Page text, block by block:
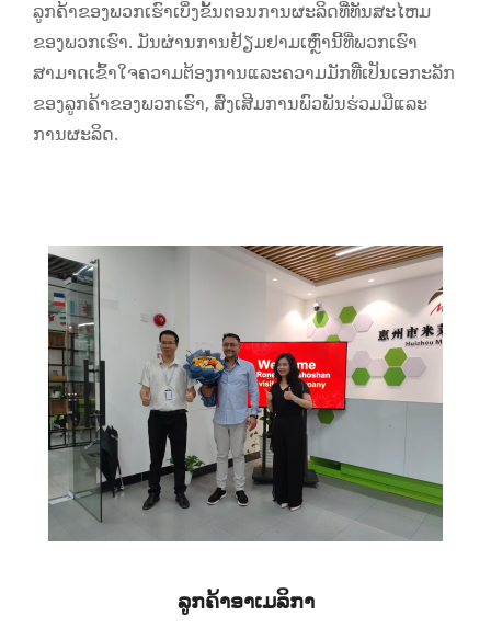
ລູກຄ້າຂອງພວກເຮົາເບິ່ງຂັ້ນຕອນການຜະລິດທີ່ທັນສະໄຫມ
ຂອງພວກເຮົາ. ມັນຜ່ານການຢ້ຽມຢາມເຫຼົ່ານີ້ທີ່ພວກເຮົາ
ສາມາດເຂົ້າໃຈຄວາມຕ້ອງການແລະຄວາມມັກທີ່ເປັນເອກະລັກ
ຂອງລູກຄ້າຂອງພວກເຮົາ, ສົ່ງເສີມການພົວພັນຮ່ວມມືແລະ
ການຜະລິດ.
ລູກ​ຄ້າ​ອາ​ເມລິ​ກາ​